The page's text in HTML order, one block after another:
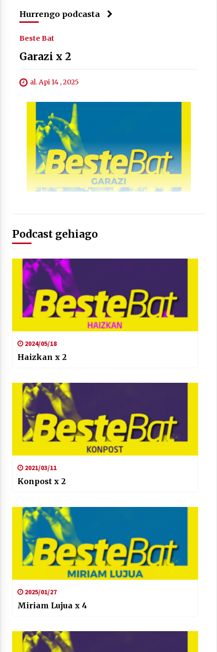
Arrosa sareko IX. topaketak!
Segura irratian Arrosaren 20 urteez
Arrosari buruzko erreportaia
2021/07/16
2021/07/06
Hala Bedi irratiko Hizpidea saioan
Arrosaren 20 urteez
Zebrabidearen denboraldi amaiera
EHZtik
2021/07/01
Arrosaren laburpen bideoa Hamaika
Hurrengo podcasta
Beste Bat
Garazi x 2
al. Api 14 , 2025
Podcast gehiago
2024/05/18
Haizkan x 2
2021/03/11
Konpost x 2
2025/01/27
Miriam Lujua x 4